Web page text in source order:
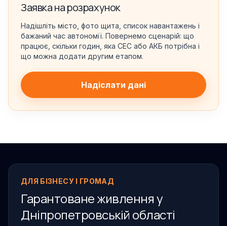
Заявка на розрахунок
Надішліть місто, фото щита, список навантажень і
бажаний час автономії. Повернемо сценарій: що
працює, скільки годин, яка СЕС або АКБ потрібна і
що можна додати другим етапом.
Надіслати дані
ДЛЯ БІЗНЕСУ І ГРОМАД
Гарантоване живлення у
Дніпропетровській області